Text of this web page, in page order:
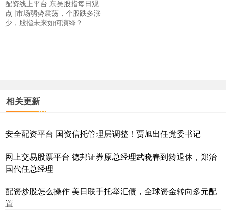
配资线上平台 东吴股指每日观
点 |市场弱势震荡，个股跌多涨
少，股指未来如何演绎？
相关更新
安全配资平台 国资信托管理层调整！贾旭出任党委书记
网上交易股票平台 德邦证券原总经理武晓春到龄退休，郑治
国代任总经理
配资炒股怎么操作 美日联手托举汇债，全球资金转向多元配
置